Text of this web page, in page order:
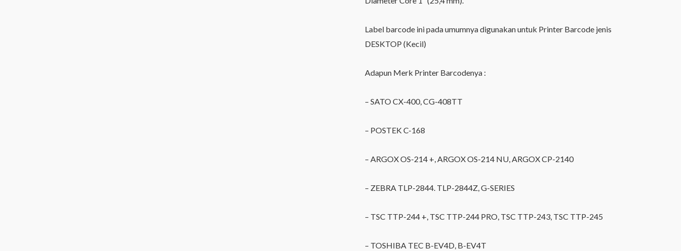
Label barcode ini pada umumnya digunakan untuk Printer Barcode jenis
DESKTOP (Kecil)
Adapun Merk Printer Barcodenya :
– SATO CX-400, CG-408TT
– POSTEK C-168
– ARGOX OS-214 +, ARGOX OS-214 NU, ARGOX CP-2140
– ZEBRA TLP-2844. TLP-2844Z, G-SERIES
– TSC TTP-244 +, TSC TTP-244 PRO, TSC TTP-243, TSC TTP-245
– TOSHIBA TEC B-EV4D, B-EV4T